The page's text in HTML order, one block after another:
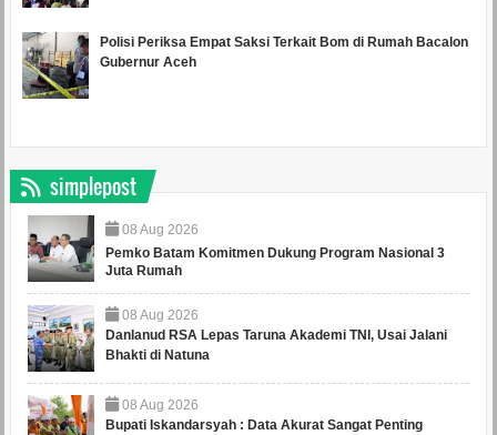
Polisi Periksa Empat Saksi Terkait Bom di Rumah Bacalon
Gubernur Aceh
simplepost
08 Aug 2026
Pemko Batam Komitmen Dukung Program Nasional 3
Juta Rumah
08 Aug 2026
Danlanud RSA Lepas Taruna Akademi TNI, Usai Jalani
Bhakti di Natuna
08 Aug 2026
Bupati Iskandarsyah : Data Akurat Sangat Penting